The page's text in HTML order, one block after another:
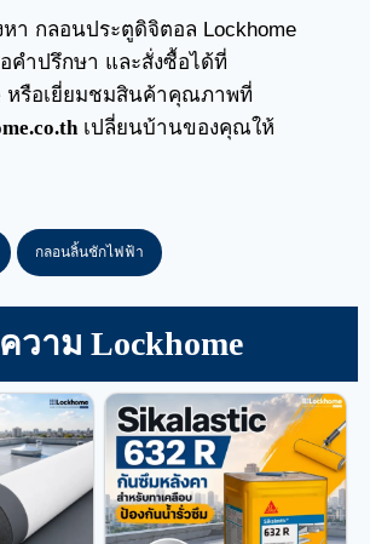
า กลอนประตูดิจิตอล Lockhome
คำปรึกษา และสั่งซื้อได้ที่
หรือเยี่ยมชมสินค้าคุณภาพที่
เปลี่ยนบ้านของคุณให้
กลอนลิ้นชักไฟฟ้า
วาม Lockhome